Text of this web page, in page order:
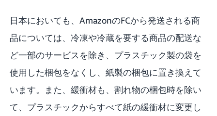
日本においても、AmazonのFCから発送される商
品については、冷凍や冷蔵を要する商品の配送な
ど一部のサービスを除き、プラスチック製の袋を
使用した梱包をなくし、紙製の梱包に置き換えて
います。また、緩衝材も、割れ物の梱包時を除い
て、プラスチックからすべて紙の緩衝材に変更し